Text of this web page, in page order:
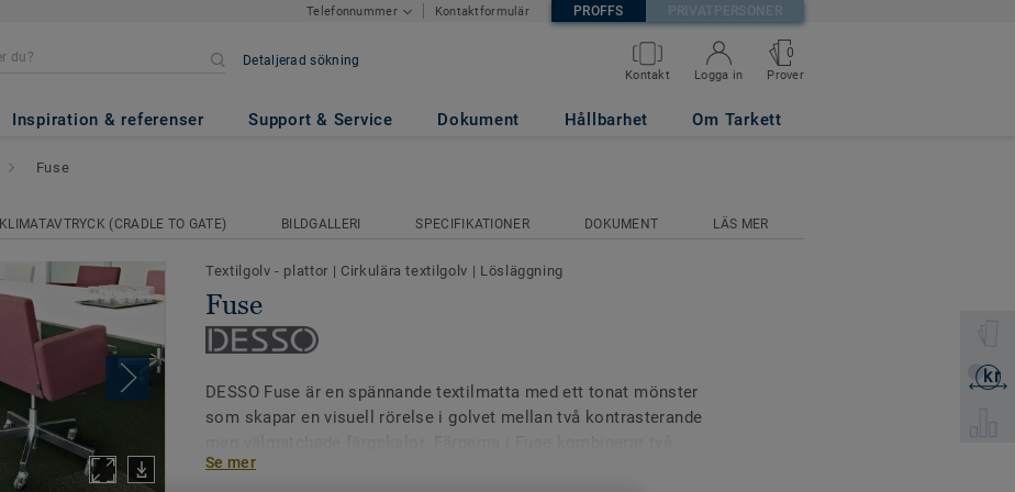
Telefonnummer Kontaktformulär PROFFS PRIVATPERSONER
Detaljerad sökning
Kontakt Logga in
0
Prover
Inspiration & referenser Support & Service Dokument Hållbarhet Om Tarkett
Välj
kr
Välj
Fuse
KLIMATAVTRYCK (CRADLE TO GATE) BILDGALLERI SPECIFIKATIONER DOKUMENT LÄS MER
Textilgolv - plattor | Cirkulära textilgolv | Lösläggning
Fuse
DESSO Fuse är en spännande textilmatta med ett tonat mönster
som skapar en visuell rörelse i golvet mellan två kontrasterande
färgtoner från den enfärgade DESSO Fields rangen. Det gör det
Se mer